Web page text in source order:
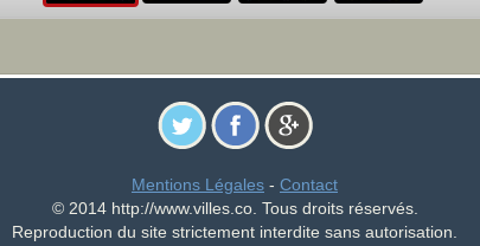
Mentions Légales - Contact
© 2014 http://www.villes.co. Tous droits réservés.
Reproduction du site strictement interdite sans autorisation.